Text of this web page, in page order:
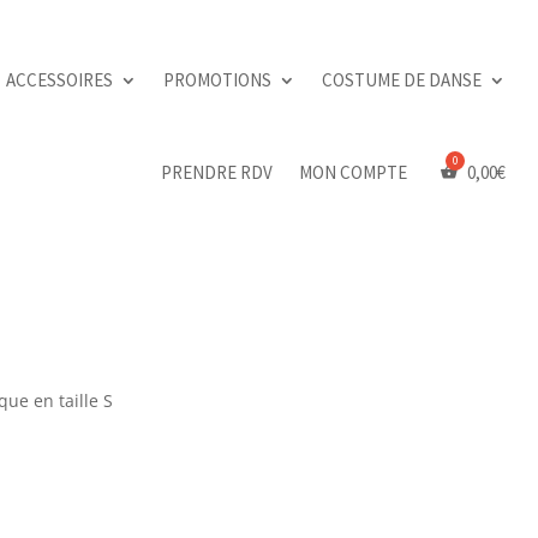
ACCESSOIRES PROMOTIONS COSTUME DE DANSE
PRENDRE RDV MON COMPTE 0,00€
en taille S